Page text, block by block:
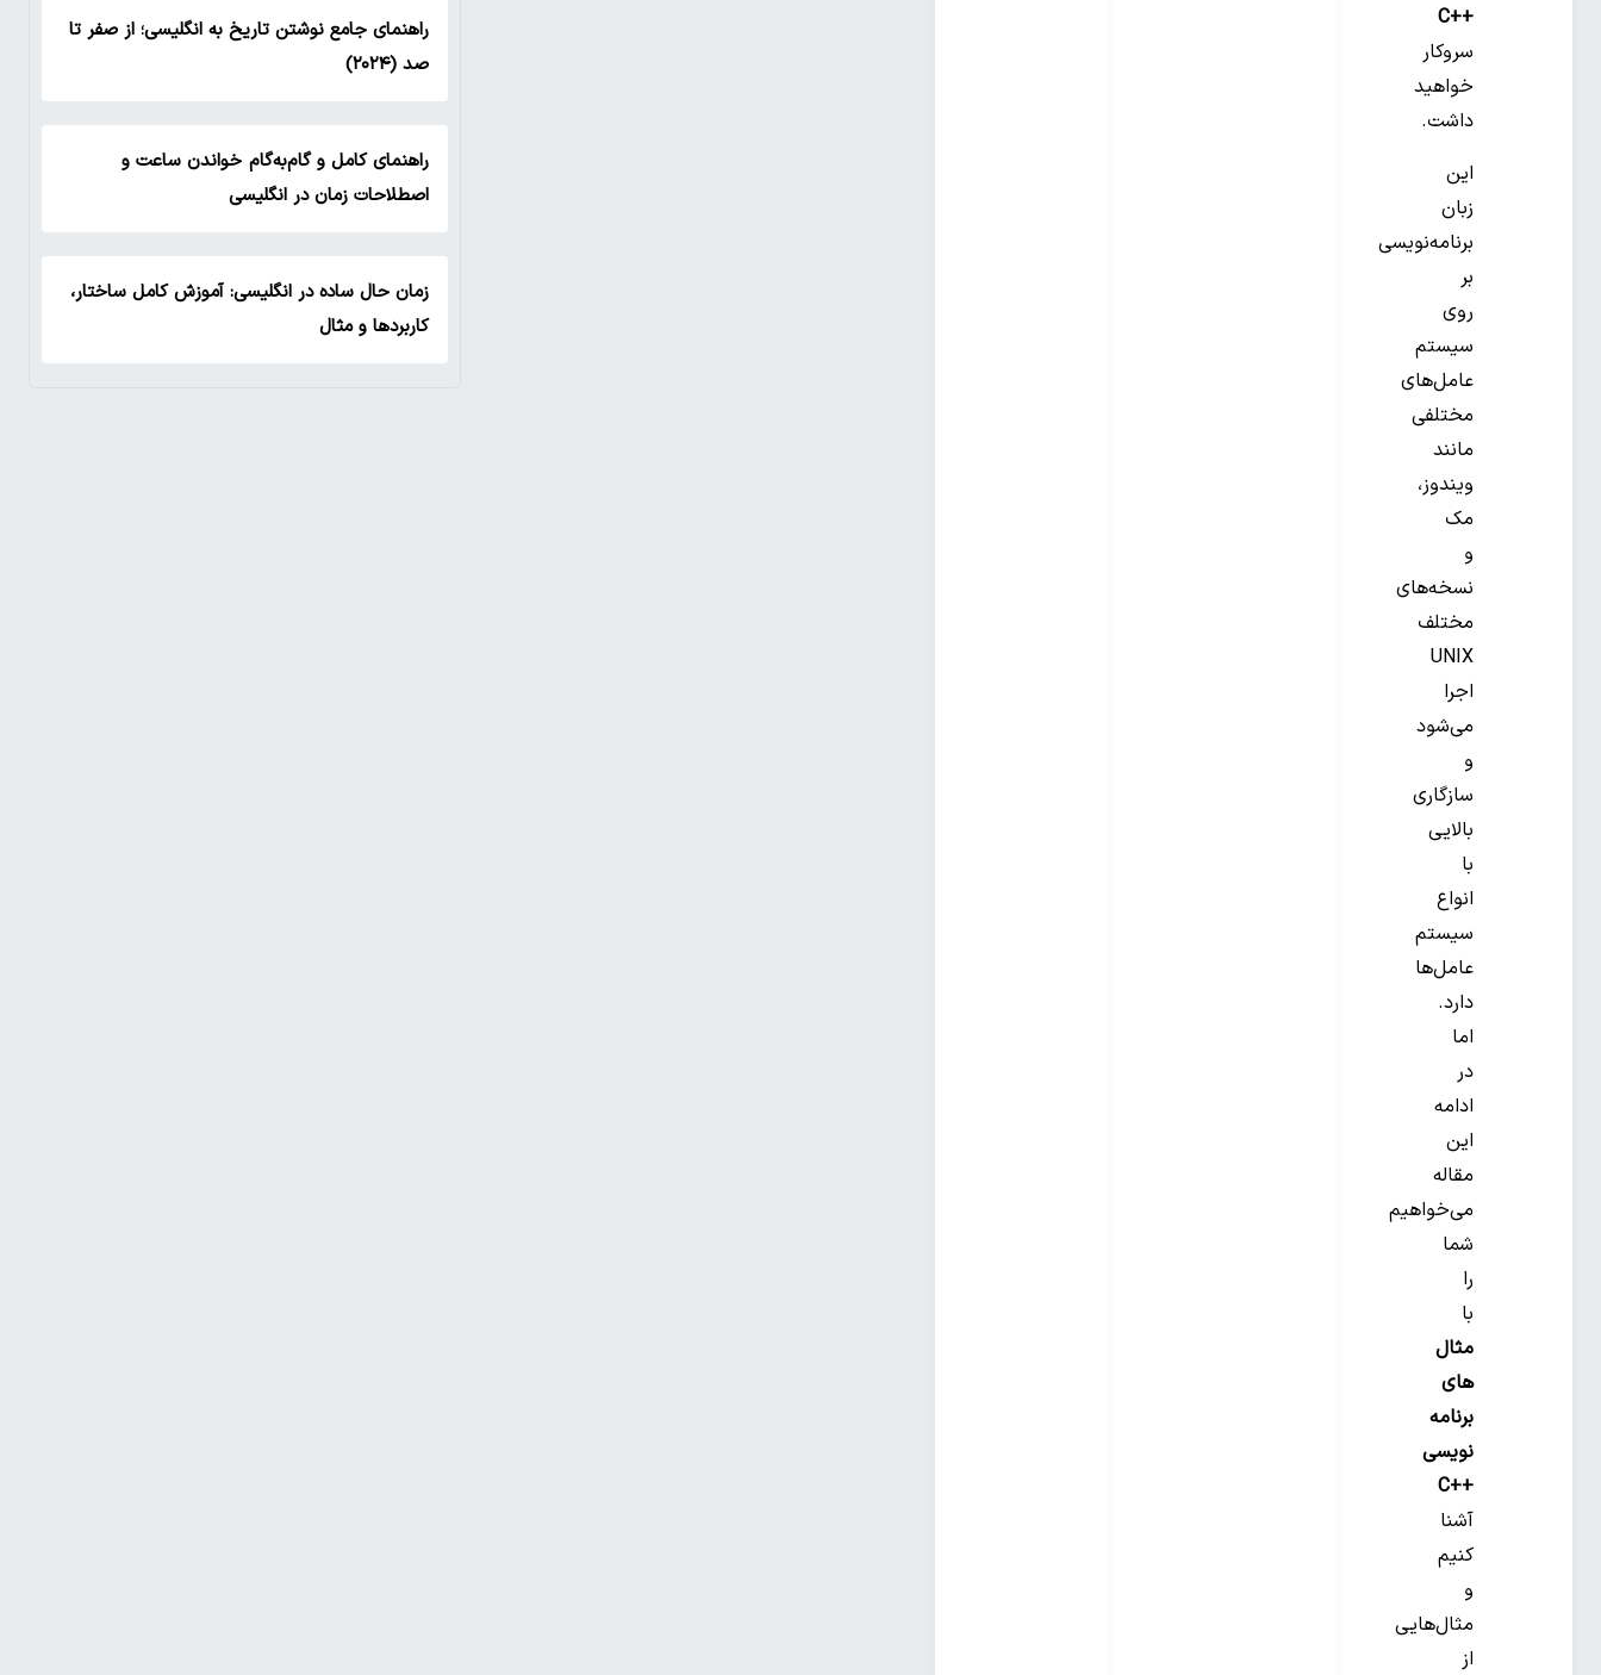
++C
سروکار
خواهید
داشت.
این
زبان
برنامه‌نویسی
بر
روی
سیستم
عامل‌های
مختلفی
مانند
ویندوز،
مک
و
نسخه‌های
مختلف
UNIX
اجرا
می‌شود
و
سازگاری
بالایی
با
انواع
سیستم
عامل‌ها
دارد.
اما
در
ادامه
این
مقاله
می‌خواهیم
شما
را
با
مثال
‌های
برنامه‌
نویسی
++C
آشنا
کنیم
و
مثال‌هایی
از
راهنمای جامع نوشتن تاریخ به انگلیسی؛ از صفر تا
صد (۲۰۲۴)
راهنمای کامل و گام‌به‌گام خواندن ساعت و
اصطلاحات زمان در انگلیسی
زمان حال ساده در انگلیسی: آموزش کامل ساختار،
کاربردها و مثال